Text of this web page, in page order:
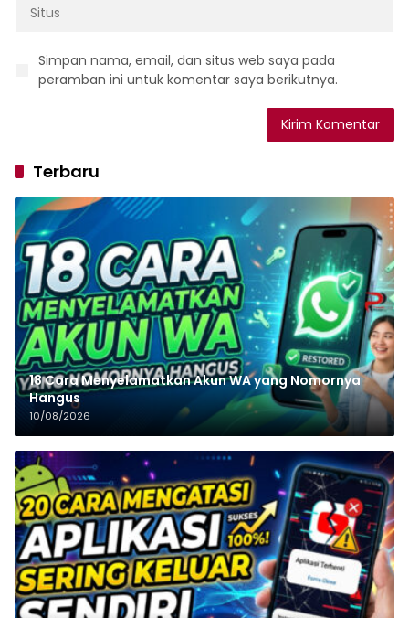
Simpan nama, email, dan situs web saya pada
peramban ini untuk komentar saya berikutnya.
Terbaru
18 Cara Menyelamatkan Akun WA yang Nomornya
Hangus
10/08/2026